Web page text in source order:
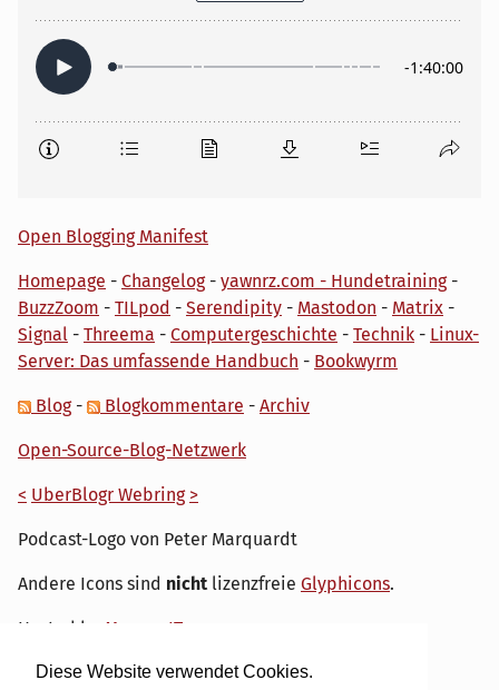
Diese Website verwendet Cookies.
Open Blogging Manifest
Homepage - Changelog- yawnrz.com - Hundetraining-
BuzzZoom - TILpod - Serendipity - Mastodon - Matrix -
Signal - Threema - Computergeschichte - Technik - Linux-
Server: Das umfassende Handbuch - Bookwyrm
Blog- Blogkommentare - Archiv
Open-Source-Blog-Netzwerk
< UberBlogr Webring >
Podcast-Logo von Peter Marquardt
Andere Icons sind nicht lizenzfreie Glyphicons.
Hosted by My own IT.